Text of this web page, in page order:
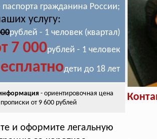
паспорта гражданина России;
услугу:
рублей - 1 человек (квартал)
7 000рублей - 1 человек
дети до 18 лет
- ориентировочная цена
прописки от 9 600 рублей
и оформите легальную